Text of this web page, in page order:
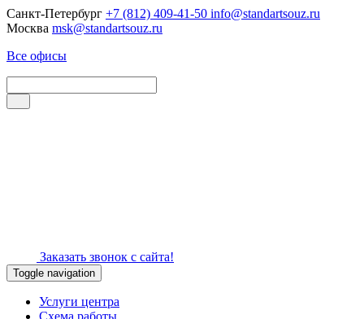
Санкт-Петербург +7 (812) 409-41-50 info@standartsouz.ru
Москва msk@standartsouz.ru
Все офисы
Заказать звонок с сайта!
Toggle navigation
Услуги центра
Схема работы